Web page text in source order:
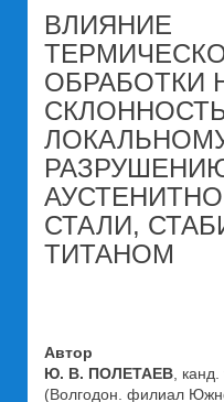
ВЛИЯНИЕ
ОБРАБОТКИ
СТАЛИ,
ТИТАНОМ
Автор
Ю. В. ПОЛЕТАЕВ ,
(Волгодон. филиал